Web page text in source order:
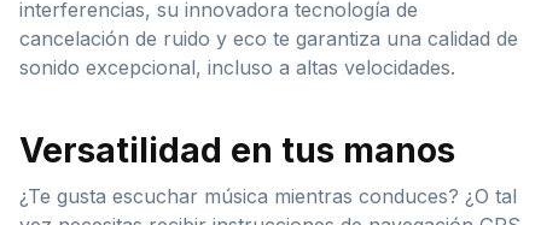
interferencias, su innovadora tecnología de
cancelación de ruido y eco te garantiza una calidad de
sonido excepcional, incluso a altas velocidades.
Versatilidad en tus manos
¿Te gusta escuchar música mientras conduces? ¿O tal